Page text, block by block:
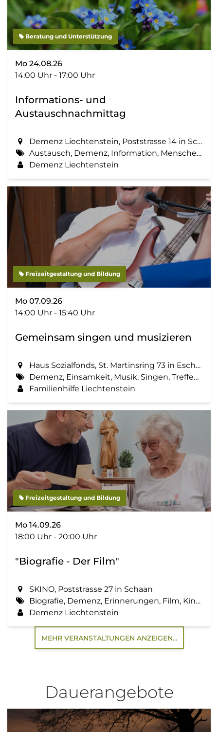
Beratung und Unterstützung
Mo 24.08.26
14:00 Uhr - 17:00 Uhr
Informations- und
Austauschnachmittag
Demenz Liechtenstein, Poststrasse 14 in Schaan
Austausch, Demenz, Information, Menschen mit Demenz, Zemma tua - Senioren gemeinsam aktiv
Demenz Liechtenstein
Freizeitgestaltung und Bildung
Mo 07.09.26
14:00 Uhr - 15:40 Uhr
Gemeinsam singen und musizieren
Haus Sozialfonds, St. Martinsring 73 in Eschen
Demenz, Einsamkeit, Musik, Singen, Treffen, Zemma tua - Senioren gemeinsam aktiv
Familienhilfe Liechtenstein
Freizeitgestaltung und Bildung
Mo 14.09.26
18:00 Uhr - 20:00 Uhr
"Biografie - Der Film"
SKINO, Poststrasse 27 in Schaan
Biografie, Demenz, Erinnerungen, Film, Kino, Lebensgeschichte, Zemma tua - Senioren gemeinsam aktiv
Demenz Liechtenstein
MEHR VERANSTALTUNGEN ANZEIGEN...
Dauerangebote